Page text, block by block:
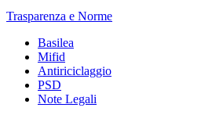
Trasparenza e Norme
Basilea
Mifid
Antiriciclaggio
PSD
Note Legali